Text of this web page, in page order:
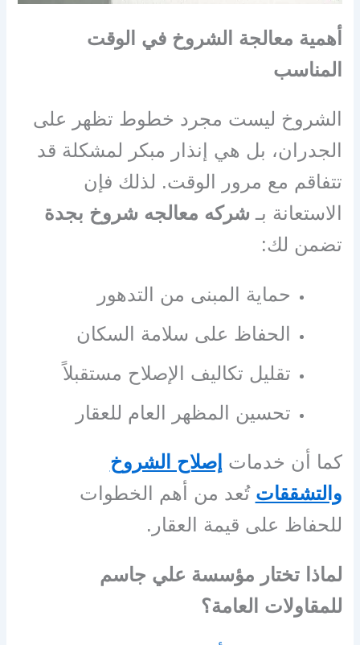
أهمية معالجة الشروخ في الوقت
المناسب
الشروخ ليست مجرد خطوط تظهر على
الجدران، بل هي إنذار مبكر لمشكلة قد
تتفاقم مع مرور الوقت. لذلك فإن
الاستعانة بـ شركه معالجه شروخ بجدة
تضمن لك:
حماية المبنى من التدهور
الحفاظ على سلامة السكان
تقليل تكاليف الإصلاح مستقبلاً
تحسين المظهر العام للعقار
كما أن خدمات إصلاح الشروخ
والتشققات تُعد من أهم الخطوات
للحفاظ على قيمة العقار.
لماذا تختار مؤسسة علي جاسم
للمقاولات العامة؟